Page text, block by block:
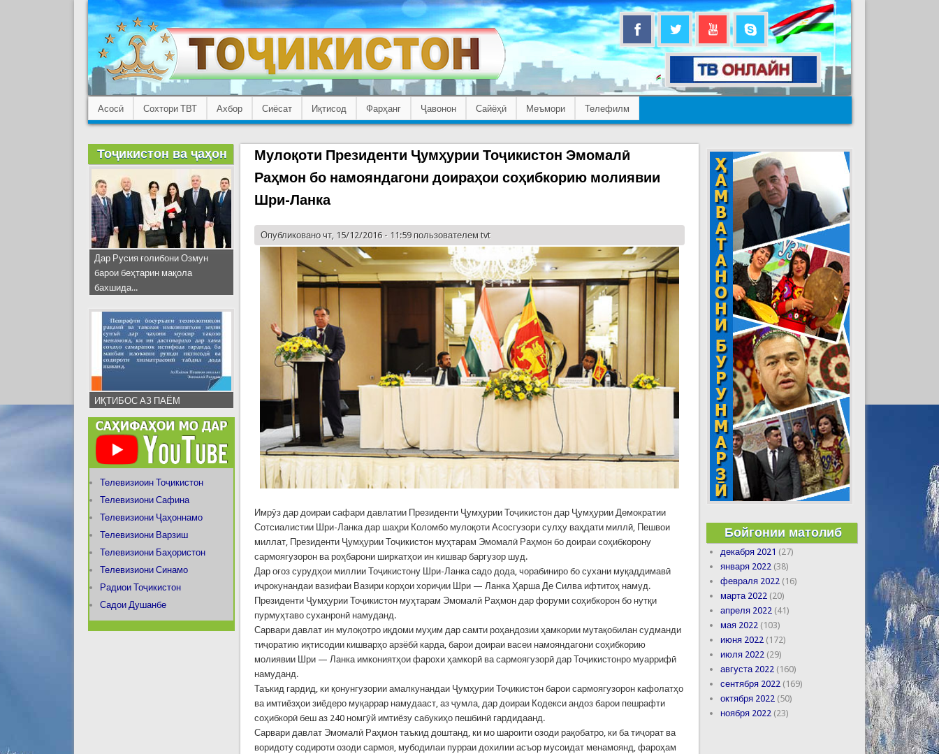
Асосӣ Сохтори ТВТ Ахбор Сиёсат Иқтисод Фарҳанг Ҷавонон Сайёҳӣ Меъмори Телефилм
Мулоқоти Президенти Ҷумҳурии Тоҷикистон Эмомалӣ
Раҳмон бо намояндагони доираҳои соҳибкорию молиявии
Шри-Ланка
Опубликовано чт, 15/12/2016 - 11:59 пользователемtvt
Имрӯз дар доираи сафари давлатии Президенти Ҷумҳурии Тоҷикистон дар Ҷумҳурии Демократии
Сотсиалистии Шри-Ланка дар шаҳри Коломбо мулоқоти Асосгузори сулҳу ваҳдати миллӣ, Пешвои
миллат, Президенти Ҷумҳурии Тоҷикистон муҳтарам Эмомалӣ Раҳмон бо доираи соҳибкорону
сармоягузорон ва роҳбарони ширкатҳои ин кишвар баргузор шуд.
Дар оғоз сурудҳои миллии Тоҷикистону Шри-Ланка садо дода, чорабиниро бо сухани муқаддимавӣ
иҷрокунандаи вазифаи Вазири корҳои хориҷии Шри — Ланка Ҳарша Де Силва ифтитоҳ намуд.
Президенти Ҷумҳурии Тоҷикистон муҳтарам Эмомалӣ Раҳмон дар форуми соҳибкорон бо нутқи
пурмуҳтаво суханронӣ намуданд.
Сарвари давлат ин мулоқотро иқдоми муҳим дар самти роҳандозии ҳамкории мутақобилан судманди
тиҷоратию иқтисодии кишварҳо арзёбӣ карда, барои доираи васеи намояндагони соҳибкорию
молиявии Шри — Ланка имкониятҳои фарохи ҳамкорӣ ва сармоягузорӣ дар Тоҷикистонро муаррифӣ
намуданд.
Таъкид гардид, ки қонунгузории амалкунандаи Ҷумҳурии Тоҷикистон барои сармоягузорон кафолатҳо
ва имтиёзҳои зиёдеро муқаррар намудааст, аз ҷумла, дар доираи Кодекси андоз барои пешрафти
соҳибкорӣ беш аз 240 номгӯй имтиёзу сабукиҳо пешбинӣ гардидаанд.
Сарвари давлат Эмомалӣ Раҳмон таъкид доштанд, ки мо шароити озоди рақобатро, ки ба тиҷорат ва
воридоту содироти озоди сармоя, мубодилаи пурраи дохилии асъор мусоидат менамоянд, фароҳам
Тоҷикистон ва ҷаҳон
Дар Русия ғолибони Озмун
барои беҳтарин мақола
бахшида...
ИҚТИБОС АЗ ПАЁМ
Телевизиоин Тоҷикистон
Телевизиони Сафина
Телевизиони Ҷаҳоннамо
Телевизиони Варзиш
Телевизиони Баҳористон
Телевизиони Синамо
Радиои Тоҷикистон
Садои Душанбе
Бойгонии матолиб
декабря 2021 (27)
января 2022 (38)
февраля 2022 (16)
марта 2022 (20)
апреля 2022 (41)
мая 2022 (103)
июня 2022 (172)
июля 2022 (29)
августа 2022 (160)
сентября 2022 (169)
октября 2022 (50)
ноября 2022 (23)